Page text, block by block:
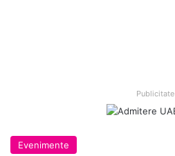
Publicitate
Evenimente